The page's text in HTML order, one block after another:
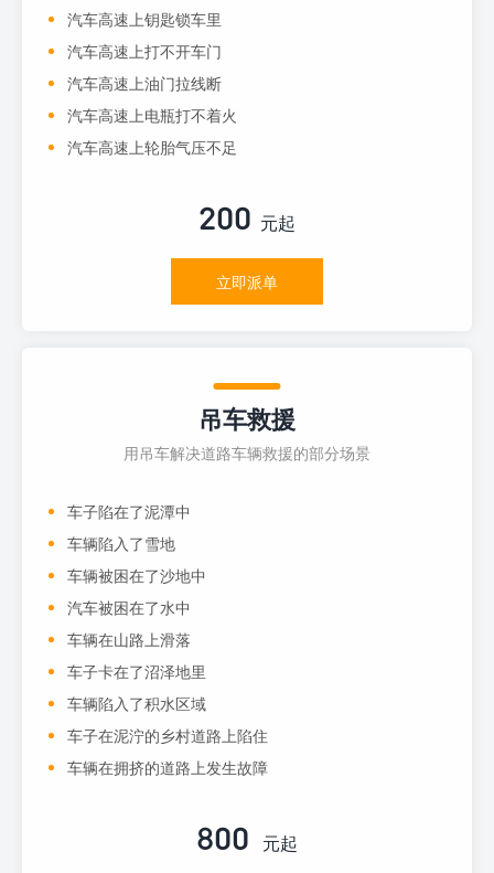
汽车高速上钥匙锁车里
汽车高速上打不开车门
汽车高速上油门拉线断
汽车高速上电瓶打不着火
汽车高速上轮胎气压不足
200 元起
立即派单
吊车救援
用吊车解决道路车辆救援的部分场景
车子陷在了泥潭中
车辆陷入了雪地
车辆被困在了沙地中
汽车被困在了水中
车辆在山路上滑落
车子卡在了沼泽地里
车辆陷入了积水区域
车子在泥泞的乡村道路上陷住
车辆在拥挤的道路上发生故障
800 元起